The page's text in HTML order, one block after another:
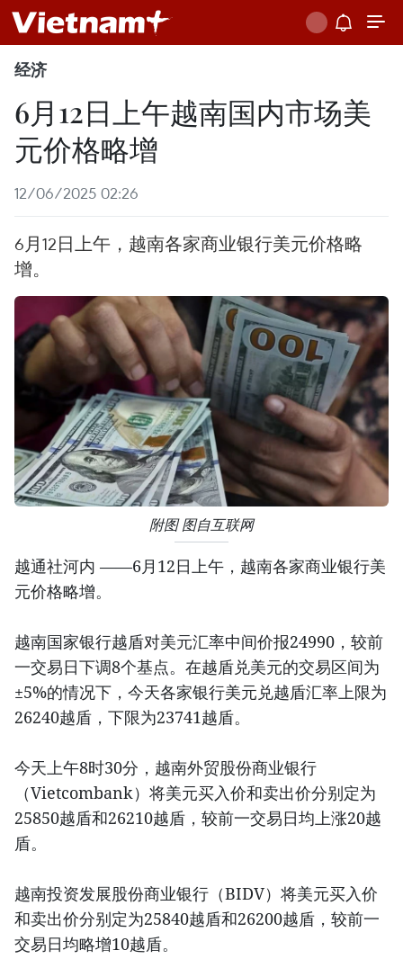
经济
6月12日上午越南国内市场美
元价格略增
12/06/2025 02:26
6月12日上午，越南各家商业银行美元价格略
增。
附图 图自互联网
越通社河内 ——6月12日上午，越南各家商业银行美
元价格略增。
越南国家银行越盾对美元汇率中间价报24990，较前
一交易日下调8个基点。在越盾兑美元的交易区间为
±5%的情况下，今天各家银行美元兑越盾汇率上限为
26240越盾，下限为23741越盾。
今天上午8时30分，越南外贸股份商业银行
（Vietcombank）将美元买入价和卖出价分别定为
25850越盾和26210越盾，较前一交易日均上涨20越
盾。
越南投资发展股份商业银行（BIDV）将美元买入价
和卖出价分别定为25840越盾和26200越盾，较前一
交易日均略增10越盾。